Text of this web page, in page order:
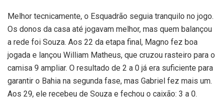
Melhor tecnicamente, o Esquadrão seguia tranquilo no jogo.
Os donos da casa até jogavam melhor, mas quem balançou
a rede foi Souza. Aos 22 da etapa final, Magno fez boa
jogada e lançou William Matheus, que cruzou rasteiro para o
camisa 9 ampliar. O resultado de 2 a 0 já era suficiente para
garantir o Bahia na segunda fase, mas Gabriel fez mais um.
Aos 29, ele recebeu de Souza e fechou o caixão: 3 a 0.